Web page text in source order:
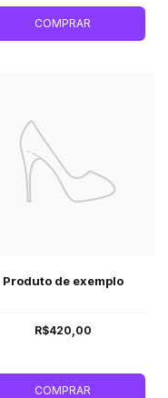
COMPRAR
Produto de exemplo
R$420,00
COMPRAR